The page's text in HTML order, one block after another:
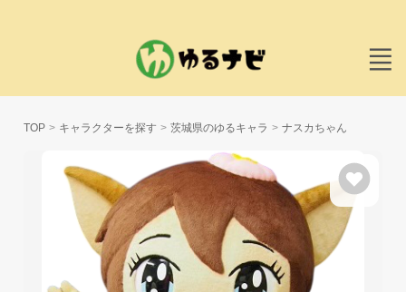
TOP キャラクターを探す 茨城県のゆるキャラ ナスカちゃん